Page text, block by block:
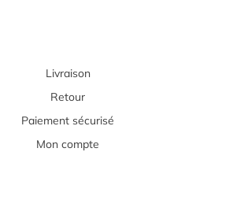
Livraison
Retour
Paiement sécurisé
Mon compte